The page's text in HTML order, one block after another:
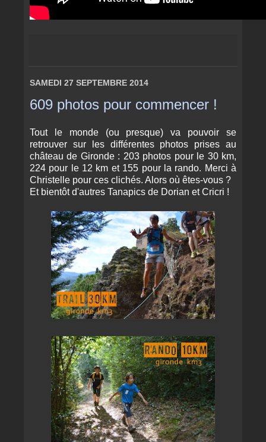
SAMEDI 27 SEPTEMBRE 2014
609 photos pour commencer !
Tout le monde (ou presque) va pouvoir se
retrouver sur les différentes photos prises au
château de Gironde : 203 photos pour le 30 km,
224 pour le 12 km et 155 pour la rando. Merci à
Christelle pour ces clichés. Alors où êtes-vous ?
Et bientôt d'autres Tanapics de Dorian et Cricri !